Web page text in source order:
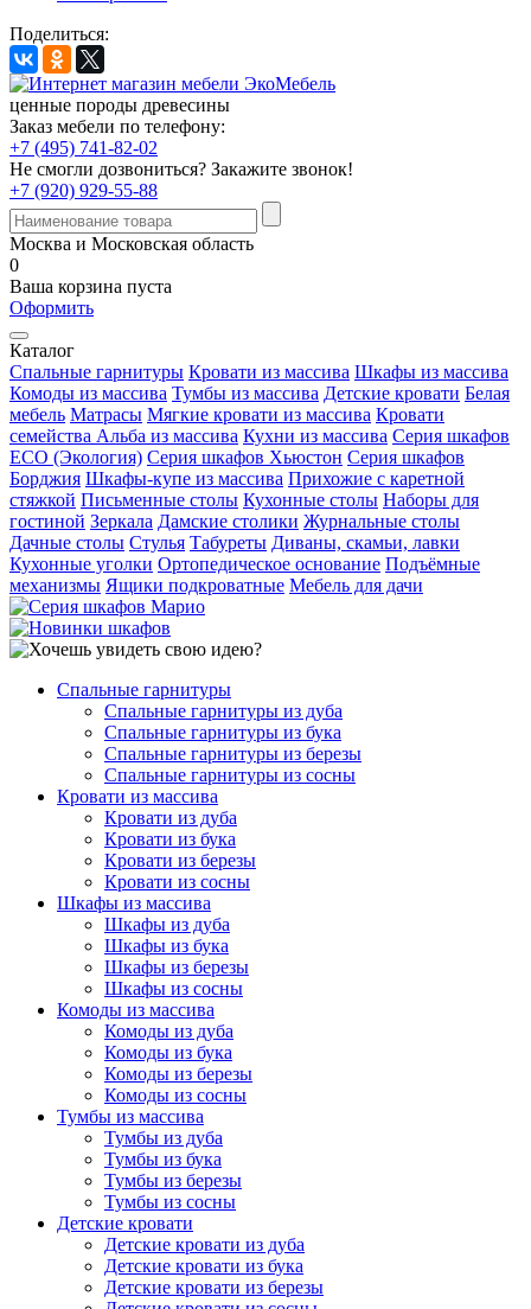
Поделиться:
ценные породы древесины
Заказ мебели по телефону:
+7 (495) 741-82-02
Не смогли дозвониться? Закажите звонок!
+7 (920) 929-55-88
Москва и Московская область
0
Ваша корзина пуста
Оформить
Каталог
Спальные гарнитуры Кровати из массива Шкафы из массива
Комоды из массива Тумбы из массива Детские кровати Белая
мебель Матрасы Мягкие кровати из массива Кровати
семейства Альба из массива Кухни из массива Серия шкафов
ECO (Экология) Серия шкафов Хьюстон Серия шкафов
Борджия Шкафы-купе из массива Прихожие с каретной
стяжкой Письменные столы Кухонные столы Наборы для
гостиной Зеркала Дамские столики Журнальные столы
Дачные столы Стулья Табуреты Диваны, скамьи, лавки
Кухонные уголки Ортопедическое основание Подъёмные
механизмы Ящики подкроватные Мебель для дачи
Спальные гарнитуры
Спальные гарнитуры из дуба
Спальные гарнитуры из бука
Спальные гарнитуры из березы
Спальные гарнитуры из сосны
Кровати из массива
Кровати из дуба
Кровати из бука
Кровати из березы
Кровати из сосны
Шкафы из массива
Шкафы из дуба
Шкафы из бука
Шкафы из березы
Шкафы из сосны
Комоды из массива
Комоды из дуба
Комоды из бука
Комоды из березы
Комоды из сосны
Тумбы из массива
Тумбы из дуба
Тумбы из бука
Тумбы из березы
Тумбы из сосны
Детские кровати
Детские кровати из дуба
Детские кровати из бука
Детские кровати из березы